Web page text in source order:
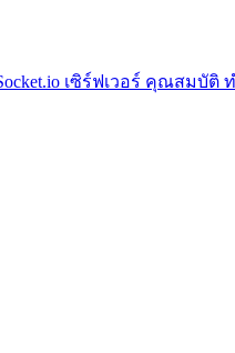
Socket.io เซิร์ฟเวอร์ คุณสม